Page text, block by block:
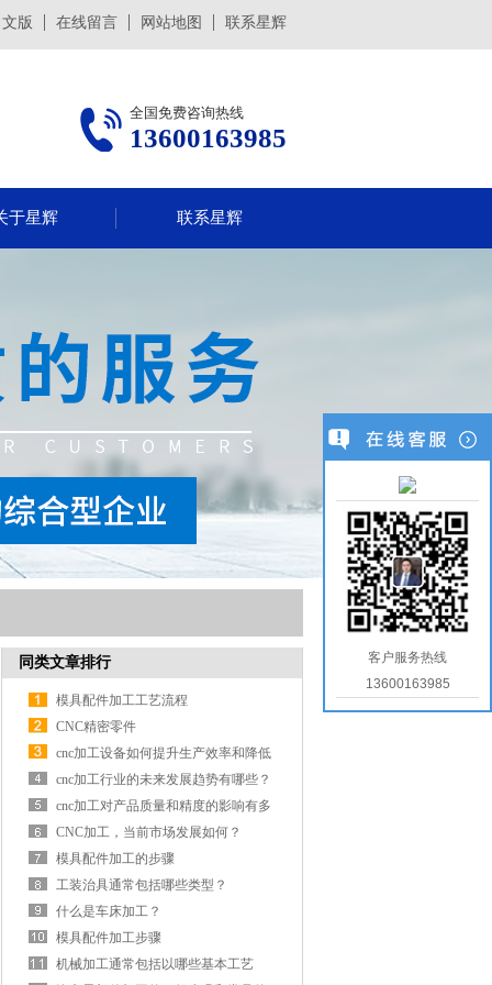
文版 在线留言 网站地图 联系星辉
全国免费咨询热线
13600163985
于星辉 联系星辉
同类文章排行
模具配件加工工艺流程
CNC精密零件
cnc加工设备如何提升生产效率和降低
成本？
cnc加工行业的未来发展趋势有哪些？
cnc加工对产品质量和精度的影响有多
大？
CNC加工，当前市场发展如何？
模具配件加工的步骤
工装治具通常包括哪些类型？
什么是车床加工？
模具配件加工步骤
机械加工通常包括以哪些基本工艺
客户服务热线
13600163985